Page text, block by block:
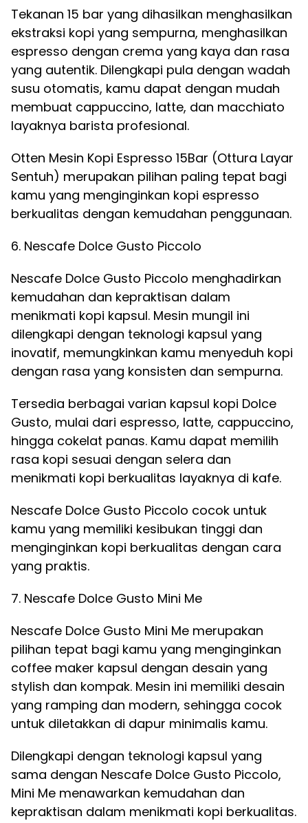
Tekanan 15 bar yang dihasilkan menghasilkan
ekstraksi kopi yang sempurna, menghasilkan
espresso dengan crema yang kaya dan rasa
yang autentik. Dilengkapi pula dengan wadah
susu otomatis, kamu dapat dengan mudah
membuat cappuccino, latte, dan macchiato
layaknya barista profesional.
Otten Mesin Kopi Espresso 15Bar (Ottura Layar
Sentuh) merupakan pilihan paling tepat bagi
kamu yang menginginkan kopi espresso
berkualitas dengan kemudahan penggunaan.
6. Nescafe Dolce Gusto Piccolo
Nescafe Dolce Gusto Piccolo menghadirkan
kemudahan dan kepraktisan dalam
menikmati kopi kapsul. Mesin mungil ini
dilengkapi dengan teknologi kapsul yang
inovatif, memungkinkan kamu menyeduh kopi
dengan rasa yang konsisten dan sempurna.
Tersedia berbagai varian kapsul kopi Dolce
Gusto, mulai dari espresso, latte, cappuccino,
hingga cokelat panas. Kamu dapat memilih
rasa kopi sesuai dengan selera dan
menikmati kopi berkualitas layaknya di kafe.
Nescafe Dolce Gusto Piccolo cocok untuk
kamu yang memiliki kesibukan tinggi dan
menginginkan kopi berkualitas dengan cara
yang praktis.
7. Nescafe Dolce Gusto Mini Me
Nescafe Dolce Gusto Mini Me merupakan
pilihan tepat bagi kamu yang menginginkan
coffee maker kapsul dengan desain yang
stylish dan kompak. Mesin ini memiliki desain
yang ramping dan modern, sehingga cocok
untuk diletakkan di dapur minimalis kamu.
Dilengkapi dengan teknologi kapsul yang
sama dengan Nescafe Dolce Gusto Piccolo,
Mini Me menawarkan kemudahan dan
kepraktisan dalam menikmati kopi berkualitas.